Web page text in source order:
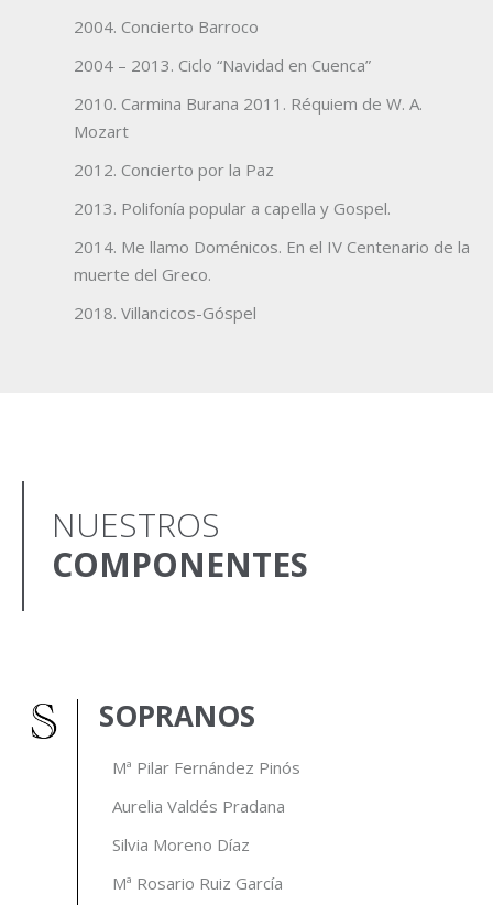
2004. Concierto Barroco
2004 – 2013. Ciclo “Navidad en Cuenca”
2010. Carmina Burana 2011. Réquiem de W. A.
Mozart
2012. Concierto por la Paz
2013. Polifonía popular a capella y Gospel.
2014. Me llamo Doménicos. En el IV Centenario de la
muerte del Greco.
2018. Villancicos-Góspel
NUESTROS
COMPONENTES
SOPRANOS
Mª Pilar Fernández Pinós
Aurelia Valdés Pradana
Silvia Moreno Díaz
Mª Rosario Ruiz García